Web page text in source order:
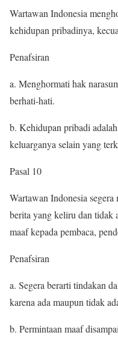
Wartawan Indonesia
kehidupan pribadinya,
Penafsiran
a. Menghormati hak
berhati-hati.
b. Kehidupan pribadi
keluarganya selain yang
Pasal 10
Wartawan Indonesia
berita yang keliru dan tidak
maaf kepada pembaca,
Penafsiran
a. Segera berarti tindakan
karena ada maupun tidak
b. Permintaan maaf